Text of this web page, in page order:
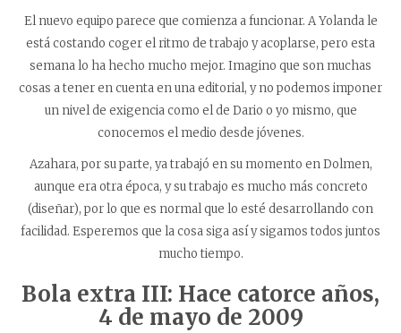
El nuevo equipo parece que comienza a funcionar. A Yolanda le
está costando coger el ritmo de trabajo y acoplarse, pero esta
semana lo ha hecho mucho mejor. Imagino que son muchas
cosas a tener en cuenta en una editorial, y no podemos imponer
un nivel de exigencia como el de Dario o yo mismo, que
conocemos el medio desde jóvenes.
Azahara, por su parte, ya trabajó en su momento en Dolmen,
aunque era otra época, y su trabajo es mucho más concreto
(diseñar), por lo que es normal que lo esté desarrollando con
facilidad. Esperemos que la cosa siga así y sigamos todos juntos
mucho tiempo.
Bola extra III: Hace catorce años,
4 de mayo de 2009